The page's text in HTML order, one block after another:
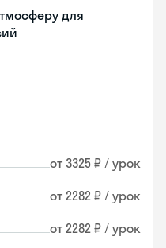
для
от 3325 ₽ / урок
от 2282 ₽ / урок
от 2282 ₽ / урок